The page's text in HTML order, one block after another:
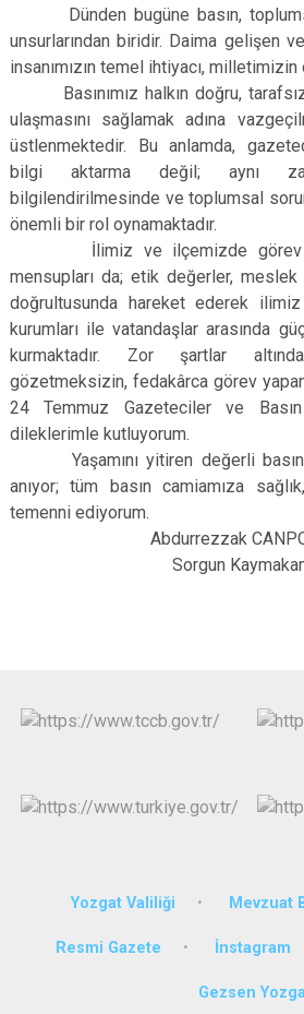
Dünden bugüne basın,
unsurlarından biridir. Daima gelişen
insanımızın temel ihtiyacı,
Basınımız halkın doğru,
ulaşmasını sağlamak adına
üstlenmektedir. Bu anlamda,
bilgi aktarma değil; aynı
bilgilendirilmesinde ve toplumsal
önemli bir rol oynamaktadır.
İlimiz ve ilçemizde görev
mensupları da; etik değerler,
doğrultusunda hareket ederek
kurumları ile vatandaşlar arasında
kurmaktadır. Zor şartlar
gözetmeksizin, fedakârca görev
24 Temmuz Gazeteciler ve
dileklerimle kutluyorum.
Yaşamını yitiren değerli basın
anıyor; tüm basın camiamıza
temenni ediyorum.
Abdurrezzak
Sorgun
Yozgat Valiliği Mevzuat
Resmi Gazete İnstagram
Gezsen